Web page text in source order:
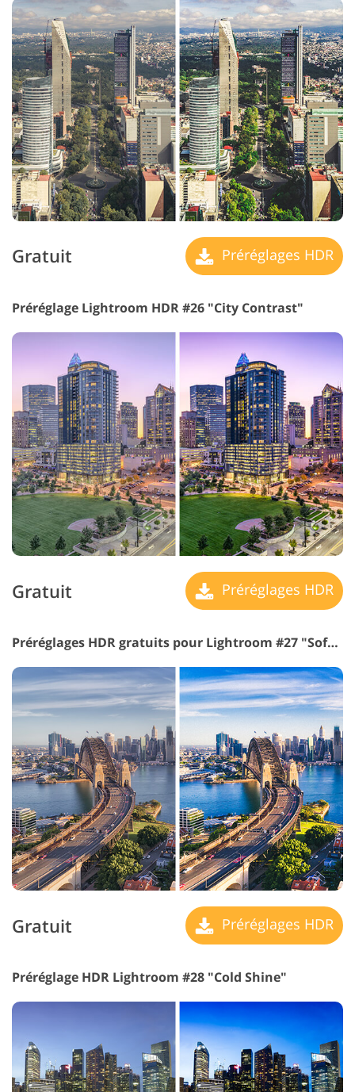
Gratuit Préréglages HDR
Préréglage Lightroom HDR #26 "City Contrast"
Gratuit Préréglages HDR
Préréglages HDR gratuits pour Lightroom #27 "Soft Film"
Gratuit Préréglages HDR
Préréglage HDR Lightroom #28 "Cold Shine"